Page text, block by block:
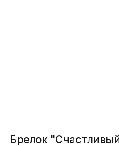
Брелок